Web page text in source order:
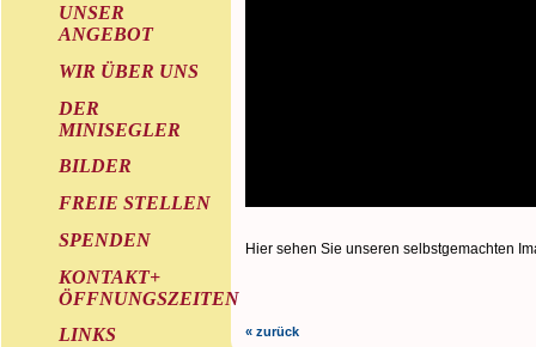
UNSER
ANGEBOT
WIR ÜBER UNS
DER
MINISEGLER
BILDER
FREIE STELLEN
SPENDEN
KONTAKT+
ÖFFNUNGSZEITEN
LINKS
Hier sehen Sie unseren selbstgemachten
« zurück